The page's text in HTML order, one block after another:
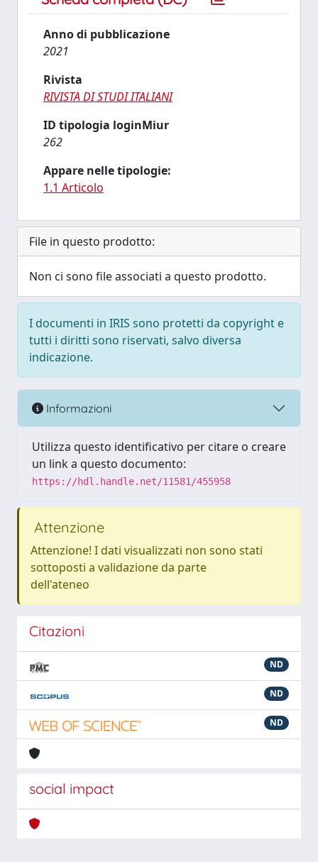
Anno di pubblicazione
2021
Rivista
RIVISTA DI STUDI ITALIANI
ID tipologia loginMiur
262
Appare nelle tipologie:
1.1 Articolo
File in questo prodotto:
Non ci sono file associati a questo prodotto.
I documenti in IRIS sono protetti da copyright e
tutti i diritti sono riservati, salvo diversa
indicazione.
Informazioni
Utilizza questo identificativo per citare o creare
un link a questo documento:
https://hdl.handle.net/11581/455958
Attenzione
Attenzione! I dati visualizzati non sono stati
sottoposti a validazione da parte
dell'ateneo
Citazioni
ND
ND
ND
social impact